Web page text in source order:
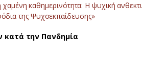
καθημερινότητα: Η ψυχική
της Ψυχοεκπαίδευσης»
κατά την Πανδημία